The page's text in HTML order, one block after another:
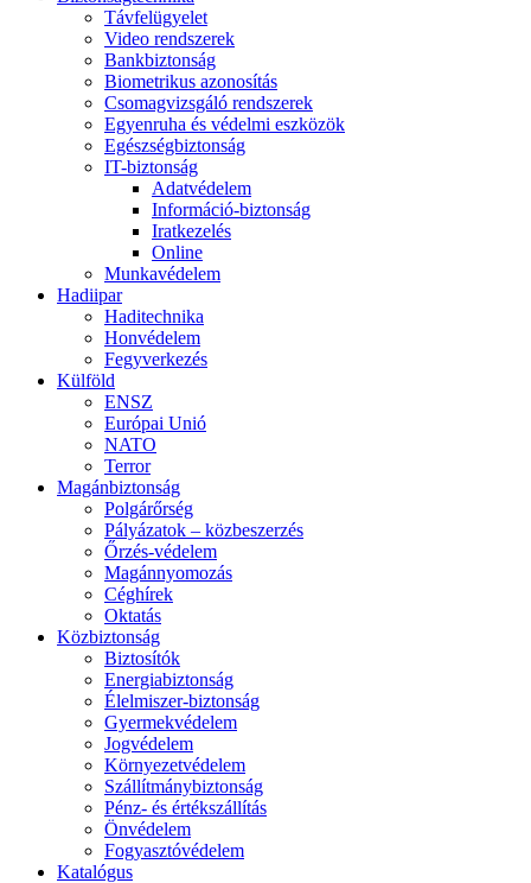
Távfelügyelet
Video rendszerek
Bankbiztonság
Biometrikus azonosítás
Csomagvizsgáló rendszerek
Egyenruha és védelmi eszközök
Egészségbiztonság
IT-biztonság
Adatvédelem
Információ-biztonság
Iratkezelés
Online
Munkavédelem
Hadiipar
Haditechnika
Honvédelem
Fegyverkezés
Külföld
ENSZ
Európai Unió
NATO
Terror
Magánbiztonság
Polgárőrség
Pályázatok – közbeszerzés
Őrzés-védelem
Magánnyomozás
Céghírek
Oktatás
Közbiztonság
Biztosítók
Energiabiztonság
Élelmiszer-biztonság
Gyermekvédelem
Jogvédelem
Környezetvédelem
Szállítmánybiztonság
Pénz- és értékszállítás
Önvédelem
Fogyasztóvédelem
Katalógus